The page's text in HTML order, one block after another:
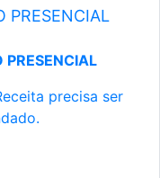
PRESENCIAL
PRESENCIAL
precisa ser